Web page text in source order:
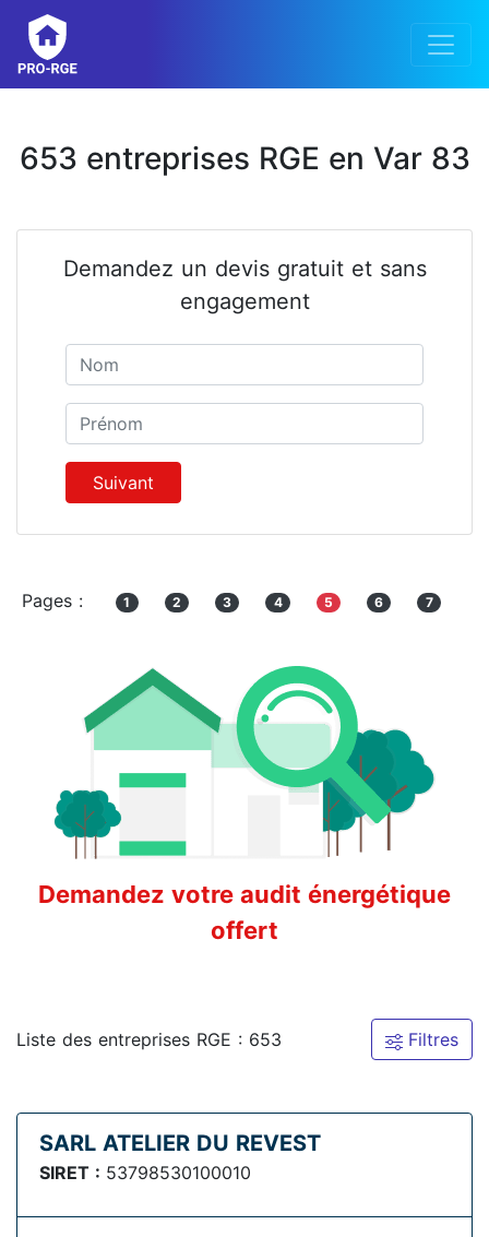
653 entreprises RGE en Var 83
Demandez un devis gratuit et sans
engagement
Prénom
Suivant
Pages : 1 2 3 4 5 6 7
Demandez votre audit énergétique
offert
Liste des entreprises RGE : 653 Filtres
SARL ATELIER DU REVEST
SIRET : 53798530100010